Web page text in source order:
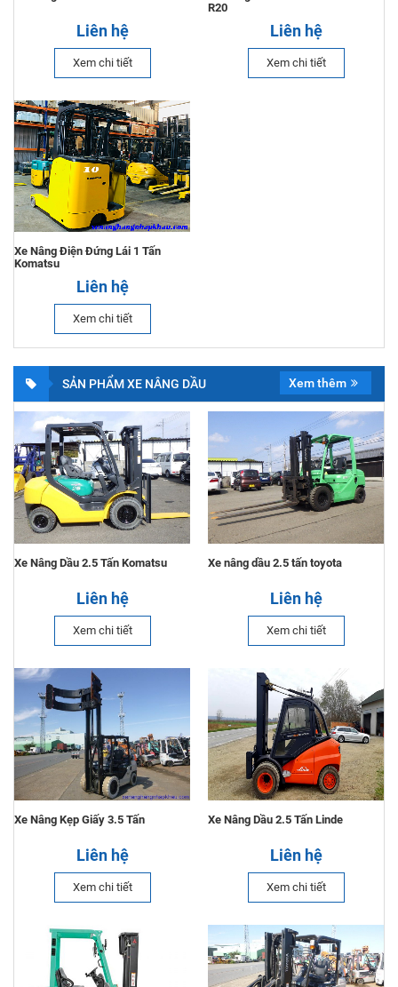
Liên hệ
Xem chi tiết
R20
Liên hệ
Xem chi tiết
Xe Nâng Điện Đứng Lái 1 Tấn
Komatsu
Liên hệ
Xem chi tiết
SẢN PHẨM XE NÂNG DẦU Xem thêm
Xe Nâng Dầu 2.5 Tấn Komatsu
Liên hệ
Xem chi tiết
Xe nâng dầu 2.5 tấn toyota
Liên hệ
Xem chi tiết
Xe Nâng Kẹp Giấy 3.5 Tấn
Liên hệ
Xem chi tiết
Xe Nâng Dầu 2.5 Tấn Linde
Liên hệ
Xem chi tiết